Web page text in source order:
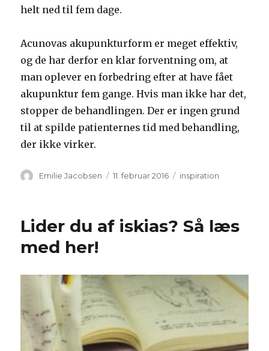
helt ned til fem dage.
Acunovas akupunkturform er meget effektiv,
og de har derfor en klar forventning om, at
man oplever en forbedring efter at have fået
akupunktur fem gange. Hvis man ikke har det,
stopper de behandlingen. Der er ingen grund
til at spilde patienternes tid med behandling,
der ikke virker.
Forfatter
Emilie Jacobsen Udgivet
11. februar 2016 Kategorier
inspiration
Lider du af iskias? Så læs
med her!